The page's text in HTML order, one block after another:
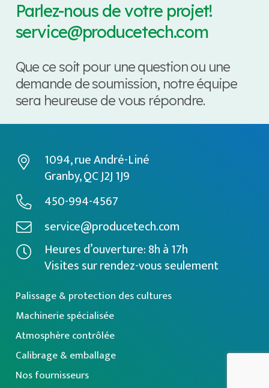
Parlez-nous de votre projet!
service@producetech.com
Que ce soit pour une question ou une
demande de soumission, notre équipe
sera heureuse de vous répondre.
1094, rue André-Liné
Granby, QC J2J 1J9
450-994-4567
service@producetech.com
Heures d’ouverture: 8h à 17h
Visites sur rendez-vous seulement
Palissage & protection des cultures
Machinerie spécialisée
Atmosphère contrôlée
Calibrage & emballage
Nos fournisseurs